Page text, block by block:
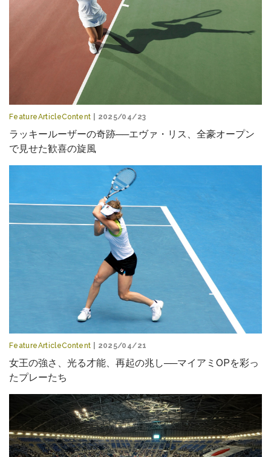
FeatureArticleContent | 2025/04/23
ラッキールーザーの奇跡──エヴァ・リス、全豪オープン
で見せた歓喜の旋風
FeatureArticleContent | 2025/04/21
女王の強さ、光る才能、再起の兆し──マイアミOPを彩っ
たプレーたち